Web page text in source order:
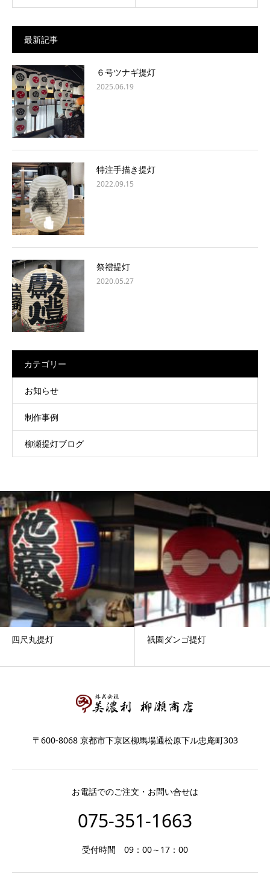
最新記事
６号ツナギ提灯
2025.06.19
特注手描き提灯
2022.09.15
祭禮提灯
2020.05.27
カテゴリー
お知らせ
制作事例
柳瀬提灯ブログ
四尺丸提灯 祇園ダンゴ提灯
〒600-8068 京都市下京区柳馬場通松原下ル忠庵町303
お電話でのご注文・お問い合せは
075-351-1663
受付時間 09：00～17：00